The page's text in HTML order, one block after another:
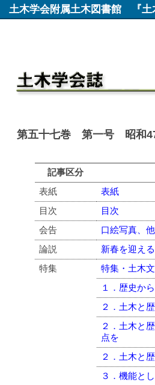
土木学会附属土木図書館 『土
第五十七巻 第一号 昭和
記事区分
表紙
表紙
目次
目次
会告
口絵写真、他
論説
新春を迎え
特集
特集・土木
１．歴史か
２．土木と
２．土木と
点を
２．土木と
３．機能と